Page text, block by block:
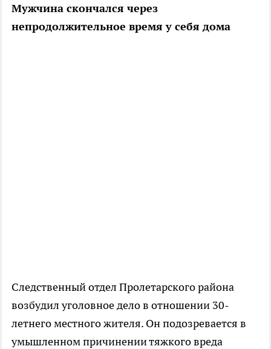
Мужчина скончался через
непродолжительное время у себя дома
Следственный отдел Пролетарского района
возбудил уголовное дело в отношении 30-
летнего местного жителя. Он подозревается в
умышленном причинении тяжкого вреда